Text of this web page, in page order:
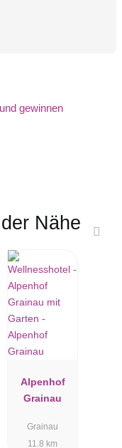
Nähe
Alpenhof
Grainau
Grainau
11.8 km